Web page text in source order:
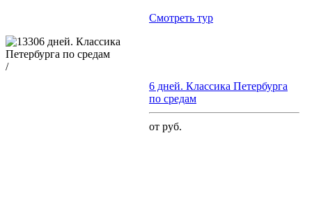
Cмотреть тур
/
6 дней. Классика Петербурга
по средам
от руб.